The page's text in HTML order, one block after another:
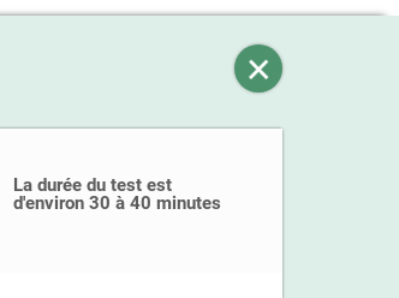
La durée du test est
d'environ 30 à 40 minutes